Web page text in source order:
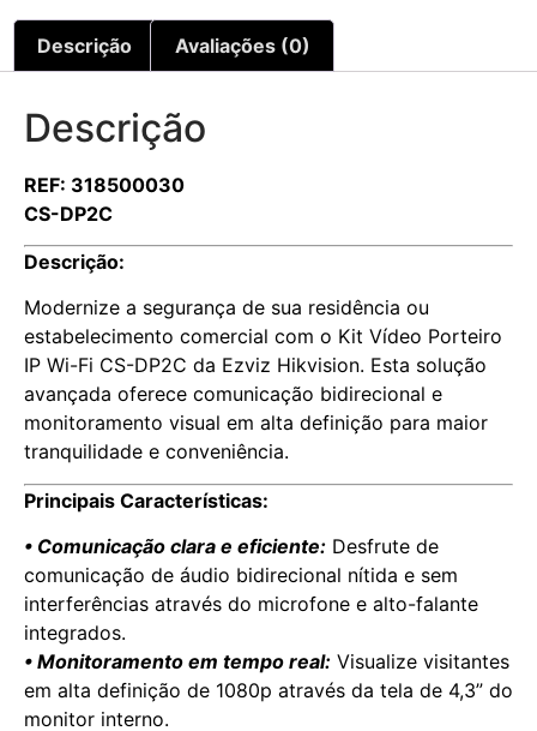
Descrição Avaliações (0)
Descrição
REF: 318500030
CS-DP2C
Descrição:
Modernize a segurança de sua residência ou
estabelecimento comercial com o Kit Vídeo Porteiro
IP Wi-Fi CS-DP2C da Ezviz Hikvision. Esta solução
avançada oferece comunicação bidirecional e
monitoramento visual em alta definição para maior
tranquilidade e conveniência.
Principais Características:
• Comunicação clara e eficiente: Desfrute de
comunicação de áudio bidirecional nítida e sem
interferências através do microfone e alto-falante
integrados.
• Monitoramento em tempo real: Visualize visitantes
em alta definição de 1080p através da tela de 4,3” do
monitor interno.